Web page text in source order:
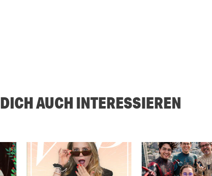
AUCH INTERESSIEREN